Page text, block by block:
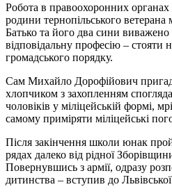
Робота в правоохоронних
родини тернопільського ветерана
Батько та його два сини
відповідальну професію – стояти
громадського порядку.
Сам Михайло Дорофійович
хлопчиком з захопленням
чоловіків у міліцейській формі,
самому приміряти міліцейські
Після закінчення школи юнак
рядах далеко від рідної
Повернувшись з армії, одразу
дитинства – вступив до